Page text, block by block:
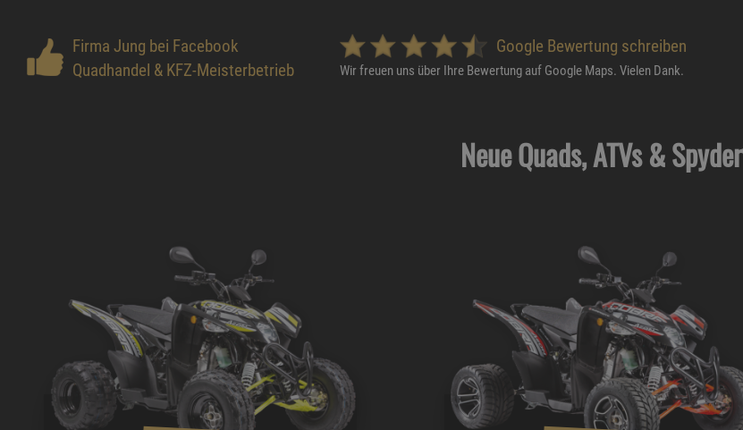
Firma Jung bei Facebook
Quadhandel & KFZ-Meisterbetrieb
Google Bewertung schreiben
Wir freuen uns über Ihre Bewertung auf Google Maps. Vielen Dank.
Neue Quads, ATVs & Spyder